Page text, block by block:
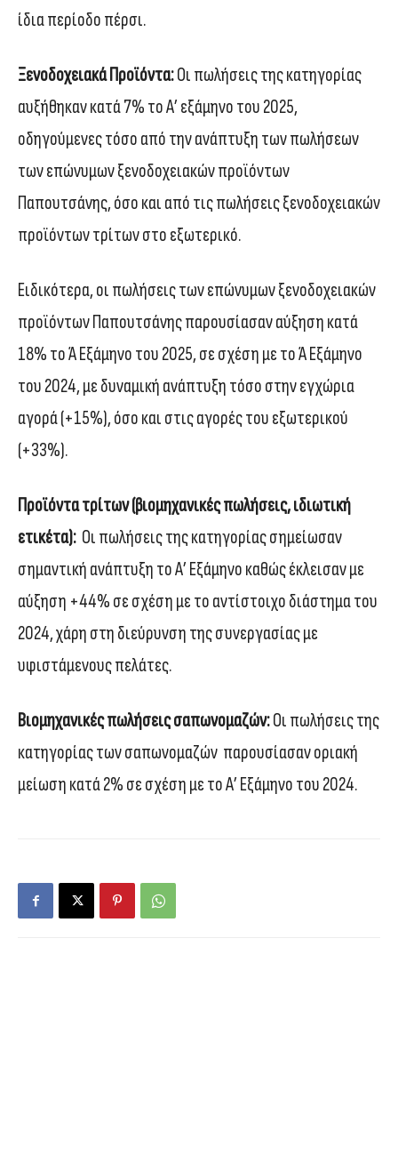
ίδια περίοδο πέρσι.
Ξενοδοχειακά Προϊόντα:Οι πωλήσεις της κατηγορίας
αυξήθηκαν κατά 7% το Α’ εξάμηνο του 2025,
οδηγούμενες τόσο από την ανάπτυξη των πωλήσεων
των επώνυμων ξενοδοχειακών προϊόντων
Παπουτσάνης, όσο και από τις πωλήσεις ξενοδοχειακών
προϊόντων τρίτων στο εξωτερικό.
Ειδικότερα, οι πωλήσεις των επώνυμων ξενοδοχειακών
προϊόντων Παπουτσάνης παρουσίασαν αύξηση κατά
18% το Ά Εξάμηνο του 2025, σε σχέση με το Ά Εξάμηνο
του 2024, με δυναμική ανάπτυξη τόσο στην εγχώρια
αγορά (+15%), όσο και στις αγορές του εξωτερικού
(+33%).
Προϊόντα τρίτων (βιομηχανικές πωλήσεις, ιδιωτική
ετικέτα): Οι πωλήσεις της κατηγορίας σημείωσαν
σημαντική ανάπτυξη το Α’ Εξάμηνο καθώς έκλεισαν με
αύξηση +44% σε σχέση με το αντίστοιχο διάστημα του
2024, χάρη στη διεύρυνση της συνεργασίας με
υφιστάμενους πελάτες.
Βιομηχανικές πωλήσεις σαπωνομαζών:Οι πωλήσεις της
κατηγορίας των σαπωνομαζών παρουσίασαν οριακή
μείωση κατά 2% σε σχέση με το Α’ Εξάμηνο του 2024.